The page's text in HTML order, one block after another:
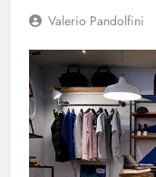
Valerio Pandolfini